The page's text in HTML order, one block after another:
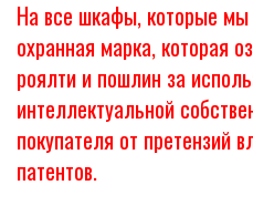
На все шкафы, которые
охранная марка, которая
роялти и пошлин за
интеллектуальной
покупателя от претензий
патентов.